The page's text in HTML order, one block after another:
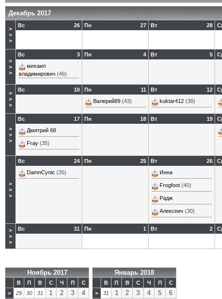
Декабрь 2017
>
>
>
26
Вс 27
Пн 28
Вт
>
>
>
3
Вс
михаил
владимирович (46)
4
Пн 5
Вт
>
>
>
10
Вс 11
Пн
Валерий89 (43)
12
Вт
kuktar412 (38)
>
>
>
17
Вс
Дмитрий 68
Fray (35)
18
Пн 19
Вт
>
>
>
24
Вс
DamnCynic (35)
25
Пн 26
Вт
Инна
Frogfoot (40)
Радж
Алексеич (30)
>
>
>
31
Вс 1
Пн 2
Вт
Ноябрь 2017
В П В С Ч П
С
>
29 30 31 1 2 3 4
Январь 2018
В П В С Ч П
С
>
31 1 2 3 4 5 6